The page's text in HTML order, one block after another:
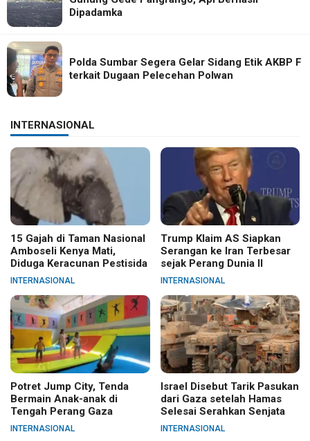
Dipadamka
Polda Sumbar Segera Gelar Sidang Etik AKBP F
terkait Dugaan Pelecehan Polwan
INTERNASIONAL
15 Gajah di Taman Nasional
Amboseli Kenya Mati,
Diduga Keracunan Pestisida
INTERNASIONAL
Trump Klaim AS Siapkan
Serangan ke Iran Terbesar
sejak Perang Dunia II
INTERNASIONAL
Potret Jump City, Tenda
Bermain Anak-anak di
Tengah Perang Gaza
INTERNASIONAL
Israel Disebut Tarik Pasukan
dari Gaza setelah Hamas
Selesai Serahkan Senjata
INTERNASIONAL